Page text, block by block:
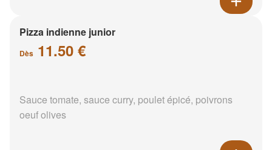
Pizza indienne junior
Dès 11.50 €
Sauce tomate, sauce curry, poulet épicé, poivrons
oeuf olives